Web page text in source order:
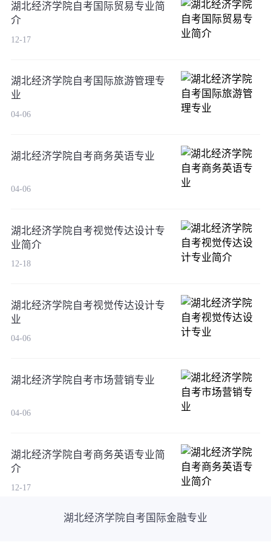
湖北经济学院自考国际贸易专业简
介
12-17
湖北经济学院自考国际旅游管理专
业
04-06
湖北经济学院自考商务英语专业
04-06
湖北经济学院自考视觉传达设计专
业简介
12-18
湖北经济学院自考视觉传达设计专
业
04-06
湖北经济学院自考市场营销专业
04-06
湖北经济学院自考商务英语专业简
介
12-17
湖北经济学院自考国际金融专业